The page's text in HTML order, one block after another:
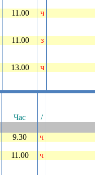
11.00 ч
11.00 з
13.00 ч
Час /
9.30 ч
11.00 ч